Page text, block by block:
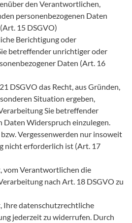
den Verantwortlichen,
personenbezogenen Daten
15 DSGVO)
Berichtigung oder
betreffender unrichtiger oder
Daten (Art. 16
DSGVO das Recht, aus Gründen,
Situation ergeben,
Sie betreffender
Daten Widerspruch einzulegen.
Vergessenwerden nur insoweit
nicht erforderlich ist (Art. 17
vom Verantwortlichen die
nach Art. 18 DSGVO zu
Ihre datenschutzrechtliche
jederzeit zu widerrufen. Durch